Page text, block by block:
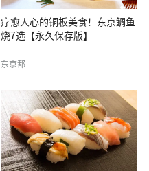
疗愈人心的铜板美食！东京鲷鱼
烧7选【永久保存版】
东京都